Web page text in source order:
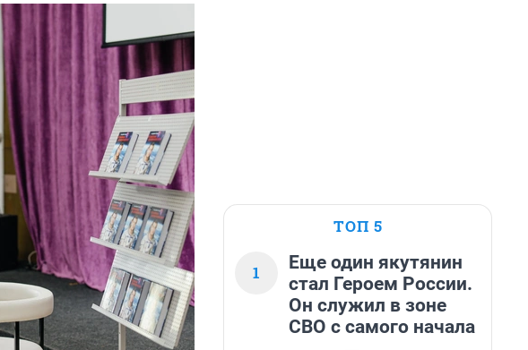
ТОП 5
1
Еще один якутянин
стал Героем России.
Он служил в зоне
СВО с самого начала